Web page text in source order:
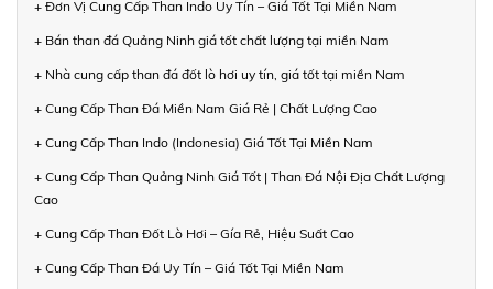
+ Đơn Vị Cung Cấp Than Indo Uy Tín – Giá Tốt Tại Miền Nam
+ Bán than đá Quảng Ninh giá tốt chất lượng tại miền Nam
+ Nhà cung cấp than đá đốt lò hơi uy tín, giá tốt tại miền Nam
+ Cung Cấp Than Đá Miền Nam Giá Rẻ | Chất Lượng Cao
+ Cung Cấp Than Indo (Indonesia) Giá Tốt Tại Miền Nam
+ Cung Cấp Than Quảng Ninh Giá Tốt | Than Đá Nội Địa Chất Lượng
Cao
+ Cung Cấp Than Đốt Lò Hơi – Gía Rẻ, Hiệu Suất Cao
+ Cung Cấp Than Đá Uy Tín – Giá Tốt Tại Miền Nam